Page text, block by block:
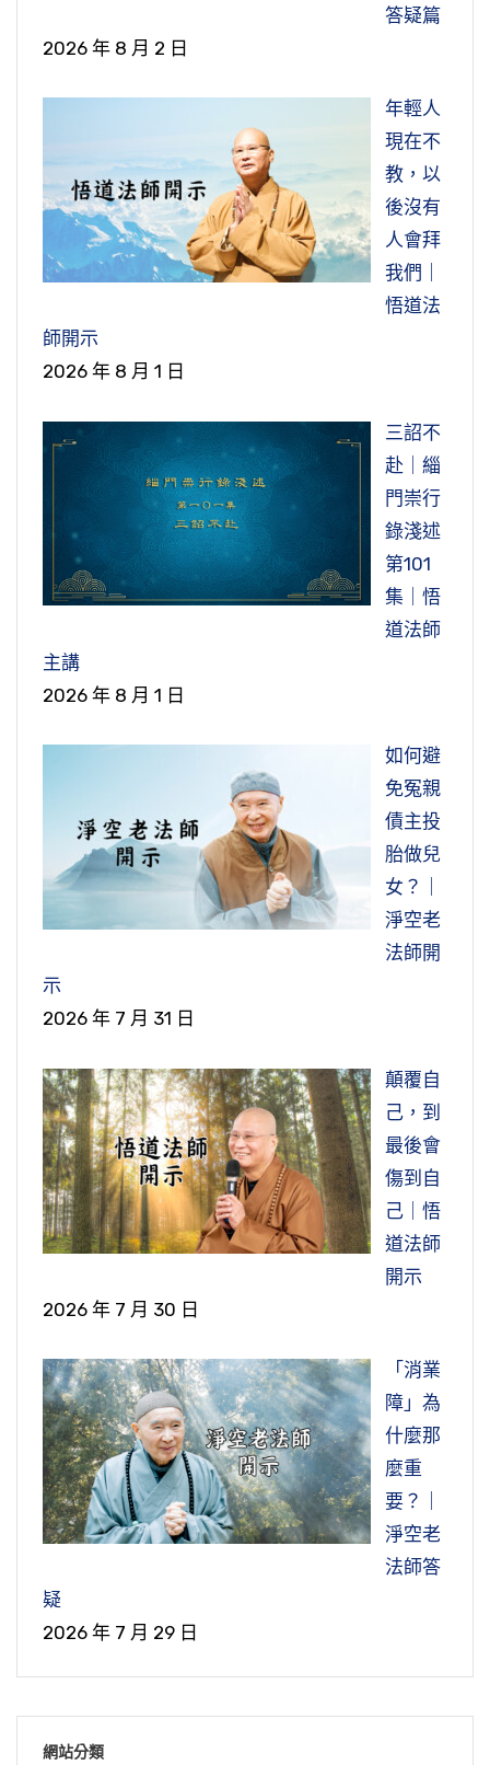
答疑篇
2026 年 8 月 2 日
年輕人
現在不
教，以
後沒有
人會拜
我們｜
悟道法
師開示
2026 年 8 月 1 日
三詔不
赴｜緇
門崇行
錄淺述
第101
集｜悟
道法師
主講
2026 年 8 月 1 日
如何避
免冤親
債主投
胎做兒
女？｜
淨空老
法師開
示
2026 年 7 月 31 日
顛覆自
己，到
最後會
傷到自
己｜悟
道法師
開示
2026 年 7 月 30 日
「消業
障」為
什麼那
麼重
要？｜
淨空老
法師答
疑
2026 年 7 月 29 日
網站分類